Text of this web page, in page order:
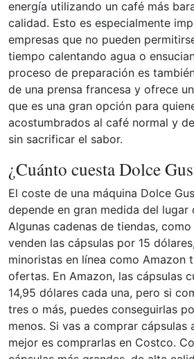
energía utilizando un café más
calidad. Esto es especialmente
empresas que no pueden
tiempo calentando agua o
proceso de preparación es
de una prensa francesa y ofrece
que es una gran opción para
acostumbrados al café normal y
sin sacrificar el sabor.
¿Cuánto cuesta Dolce
El coste de una máquina Dolce
depende en gran medida del lugar
Algunas cadenas de tiendas,
venden las cápsulas por 15
minoristas en línea como Amazon
ofertas. En Amazon, las cápsulas
14,95 dólares cada una, pero si
tres o más, puedes conseguirlas
menos. Si vas a comprar cápsulas
mejor es comprarlas en Costco.